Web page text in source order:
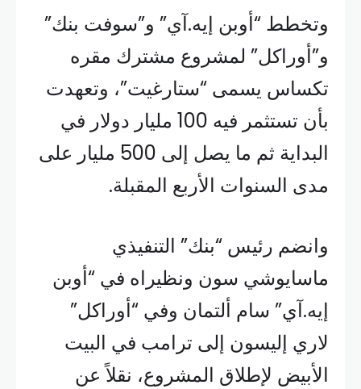
وتخطط “أوبن إيه.آي” و”سوفت بنك”
و”أوراكل” لمشروع مشترك مقره
تكساس يسمى “ستارغيت”، وتعهدت
بأن تستثمر فيه 100 مليار دولار في
البداية ثم ما يصل إلى 500 مليار على
مدى السنوات الأربع المقبلة.
وانضم رئيس “بنك” التنفيذي
ماسايوشي سون ونظيراه في “أوبن
إيه.آي” سام ألتمان وفي “أوراكل”
لاري إليسون إلى ترامب في البيت
الأبيض لإطلاق المشروع، نقلاً عن